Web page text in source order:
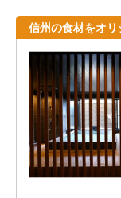
信州の食材をオ